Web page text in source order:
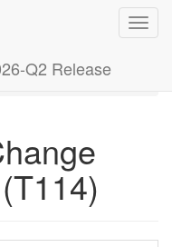
Q2 Release
3.2 (T114)